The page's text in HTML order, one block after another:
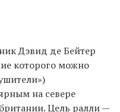
Дэвид де Бейтер
которого можно
на севере
Цель ралли —